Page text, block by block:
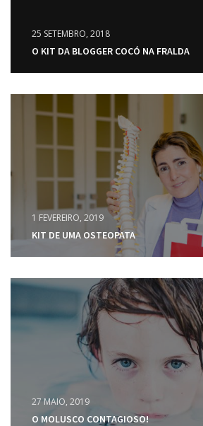
25 SETEMBRO, 2018
O KIT DA BLOGGER COCÓ NA FRALDA
1 FEVEREIRO, 2019
KIT DE UMA OSTEOPATA
27 MAIO, 2019
O MOLUSCO CONTAGIOSO!